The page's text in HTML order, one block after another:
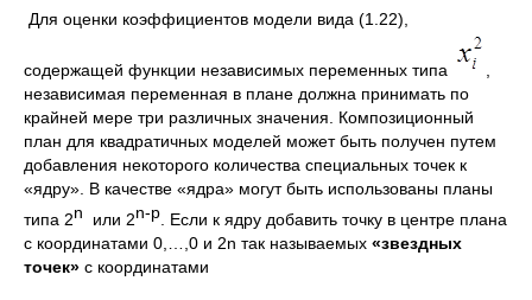
Для оценки коэффициентов модели вида (1.22),
содержащей функции независимых переменных типа
,
независимая переменная в плане должна принимать по
крайней мере три различных значения. Композиционный
план для квадратичных моделей может быть получен путем
добавления некоторого количества специальных точек к
«ядру». В качестве «ядра» могут быть использованы планы
типа 2n или 2n-p . Если к ядру добавить точку в центре плана
с координатами 0,…,0 и 2n так называемых «звездных
точек» с координатами